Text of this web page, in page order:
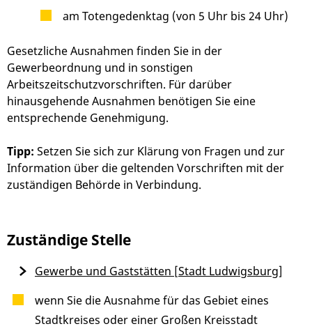
am Totengedenktag (von 5 Uhr bis 24 Uhr)
Gesetzliche Ausnahmen finden Sie in der
Gewerbeordnung und in sonstigen
Arbeitszeitschutzvorschriften. Für darüber
hinausgehende Ausnahmen benötigen Sie eine
entsprechende Genehmigung.
Tipp: Setzen Sie sich zur Klärung von Fragen und zur
Information über die geltenden Vorschriften mit der
zuständigen Behörde in Verbindung.
Zuständige Stelle
wenn Sie die Ausnahme für das Gebiet eines
Stadtkreises oder einer Großen Kreisstadt
Gewerbe und Gaststätten [Stadt Ludwigsburg]